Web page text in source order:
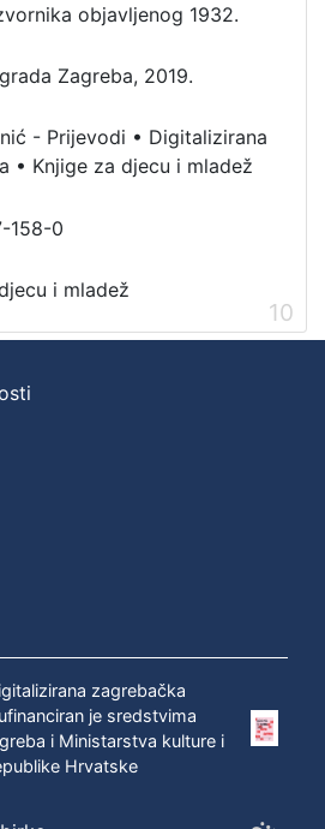
objavljenog 1932.
Zagreba, 2019.
- Prijevodi • Digitalizirana
• Knjige za djecu i mladež
158-0
i mladež
10
zagrebačka
je sredstvima
i Ministarstva kulture i
Hrvatske